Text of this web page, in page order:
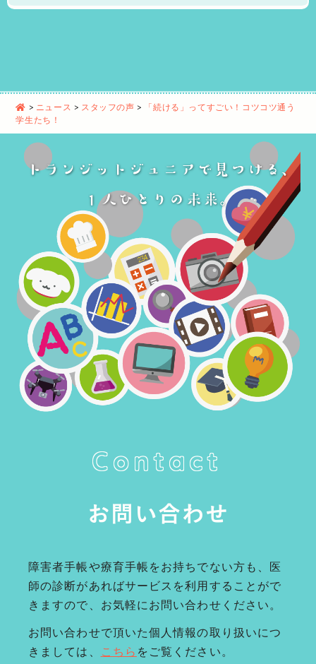
> ニュース > スタッフの声 >
「続ける」ってすごい！コツコツ通う
学生たち！
Contact
お問い合わせ
障害者手帳や療育手帳をお持ちでない方も、医
師の診断があればサービスを利用することがで
きますので、お気軽にお問い合わせください。
お問い合わせで頂いた個人情報の取り扱いにつ
きましては、
こちら をご覧ください。